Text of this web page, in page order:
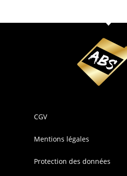
CGV
Mentions légales
Protection des données